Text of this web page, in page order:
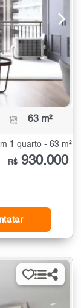
63 m²
1 quarto - 63 m²
R$ 930.000